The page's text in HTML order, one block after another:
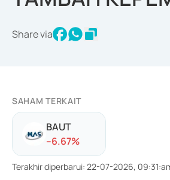
Share via
SAHAM TERKAIT
BAUT
--6.67%
Terakhir diperbarui: 22-07-2026,